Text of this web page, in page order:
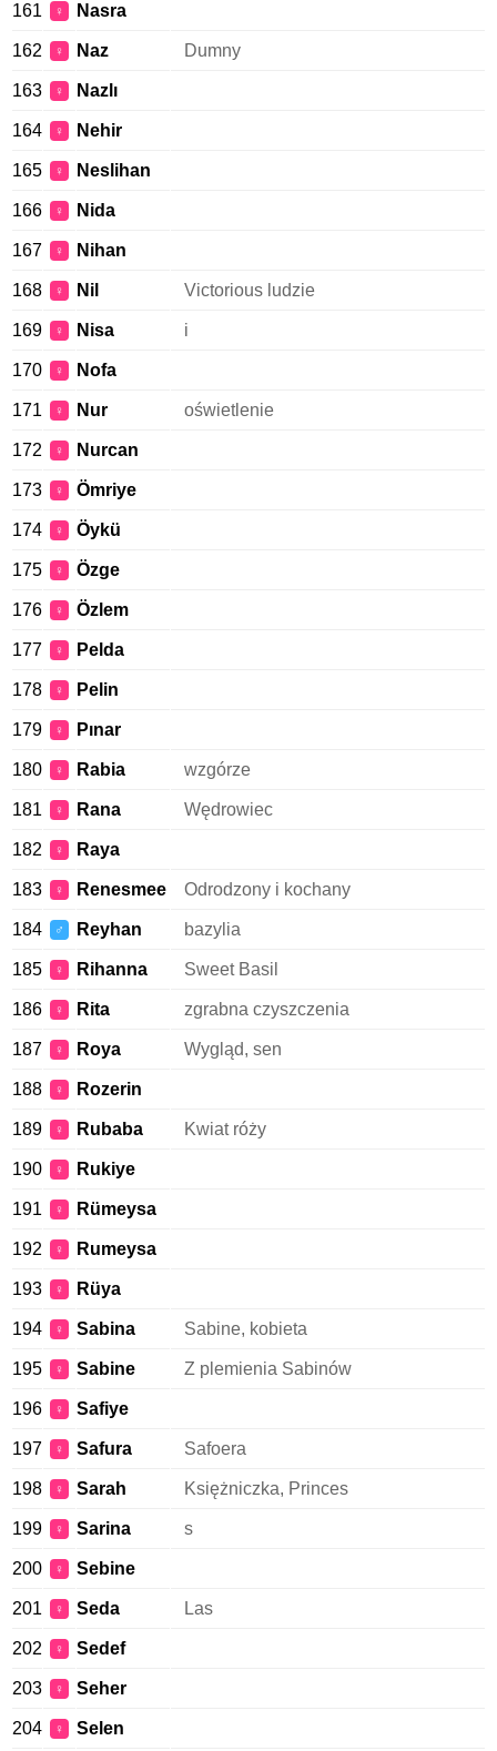
161 ♀ Nasra
162 ♀ Naz Dumny
163 ♀ Nazlı
164 ♀ Nehir
165 ♀ Neslihan
166 ♀ Nida
167 ♀ Nihan
168 ♀ Nil Victorious ludzie
169 ♀ Nisa i
170 ♀ Nofa
171 ♀ Nur oświetlenie
172 ♀ Nurcan
173 ♀ Ömriye
174 ♀ Öykü
175 ♀ Özge
176 ♀ Özlem
177 ♀ Pelda
178 ♀ Pelin
179 ♀ Pınar
180 ♀ Rabia wzgórze
181 ♀ Rana Wędrowiec
182 ♀ Raya
183 ♀ Renesmee Odrodzony i kochany
184 ♂ Reyhan bazylia
185 ♀ Rihanna Sweet Basil
186 ♀ Rita zgrabna czyszczenia
187 ♀ Roya Wygląd, sen
188 ♀ Rozerin
189 ♀ Rubaba Kwiat róży
190 ♀ Rukiye
191 ♀ Rümeysa
192 ♀ Rumeysa
193 ♀ Rüya
194 ♀ Sabina Sabine, kobieta
195 ♀ Sabine Z plemienia Sabinów
196 ♀ Safiye
197 ♀ Safura Safoera
198 ♀ Sarah Księżniczka, Princes
199 ♀ Sarina s
200 ♀ Sebine
201 ♀ Seda Las
202 ♀ Sedef
203 ♀ Seher
204 ♀ Selen